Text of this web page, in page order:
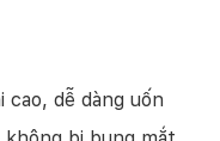
cao, dễ dàng uốn